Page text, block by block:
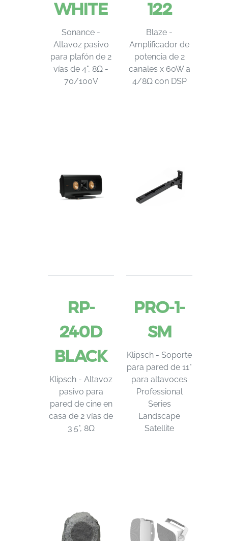
WHITE
Sonance -
Altavoz pasivo
para plafón de 2
vías de 4", 8Ω -
70/100V
122
Blaze -
Amplificador de
potencia de 2
canales x 60W a
4/8Ω con DSP
RP-
240D
BLACK
Klipsch - Altavoz
pasivo para
pared de cine en
casa de 2 vías de
3.5", 8Ω
PRO-1-
SM
Klipsch - Soporte
para pared de 11"
para altavoces
Professional
Series
Landscape
Satellite